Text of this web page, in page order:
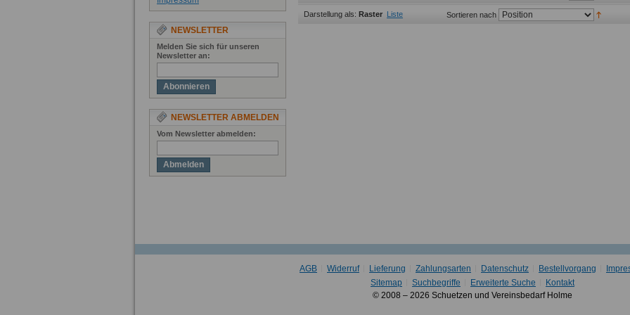
Darstellung als: Raster Liste Sortieren nach
NEWSLETTER
Melden Sie sich für unseren
Newsletter an:
Abonnieren
NEWSLETTER ABMELDEN
Vom Newsletter abmelden:
Abmelden
AGB Widerruf Lieferung Zahlungsarten Datenschutz Bestellvorgang
Sitemap
Suchbegriffe Erweiterte Suche
Kontakt
© 2008 – 2026 Schuetzen und Vereinsbedarf Holme